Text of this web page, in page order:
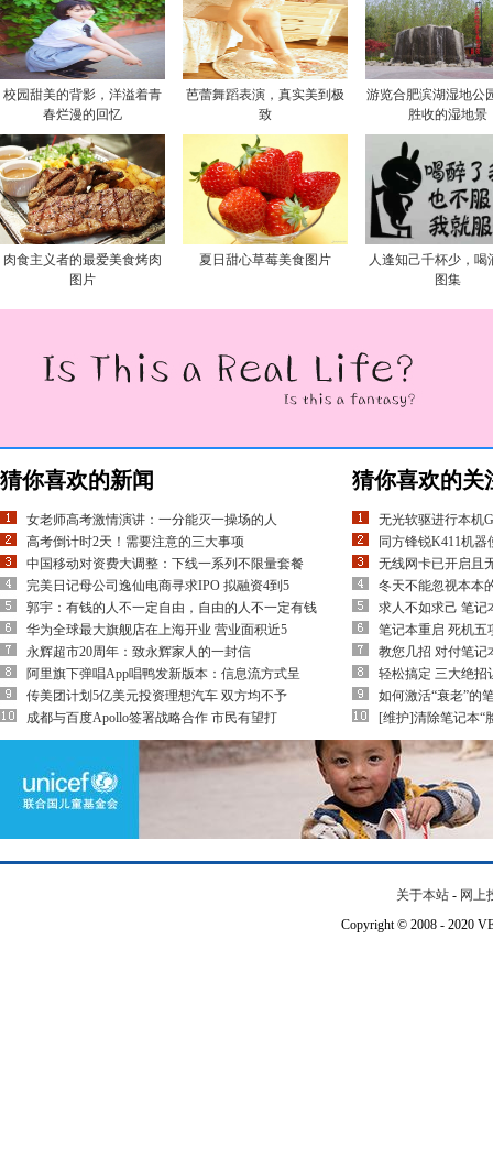
校园甜美的背影，洋溢着青
春烂漫的回忆
芭蕾舞蹈表演，真实美到极
致
游览合肥滨湖湿地公
胜收的湿地景
肉食主义者的最爱美食烤肉
图片
夏日甜心草莓美食图片
人逢知己千杯少，喝
图集
猜你喜欢的新闻
女老师高考激情演讲：一分能灭一操场的人
高考倒计时2天！需要注意的三大事项
中国移动对资费大调整：下线一系列不限量套餐
完美日记母公司逸仙电商寻求IPO 拟融资4到5
郭宇：有钱的人不一定自由，自由的人不一定有钱
华为全球最大旗舰店在上海开业 营业面积近5
永辉超市20周年：致永辉家人的一封信
阿里旗下弹唱App唱鸭发新版本：信息流方式呈
传美团计划5亿美元投资理想汽车 双方均不予
成都与百度Apollo签署战略合作 市民有望打
猜你喜欢的关
无光软驱进行本机
同方锋锐K411机
无线网卡已开启且
冬天不能忽视本本
求人不如求己 笔记
笔记本重启 死机五
教您几招 对付笔记
轻松搞定 三大绝招
如何激活“衰老”的
[维护]清除笔记本“
关于本站 - 网上
Copyright © 2008 - 2020